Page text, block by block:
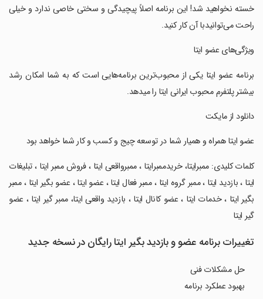
خسته نخواهید شد! این برنامه اصلاً پیچیدگی و سختی خاصی ندارد و خیلی
راحت می‌توانیدبا آن کار کنید.
‏‏‏‏‏ویژگی‌های عضو ایتا
‏‏‏‏‏برنامه عضو ایتا یکی از محبوب‌ترین برنامه‌هایی است که به شما امکان رشد
بیشتر پلتفرم محبوب ایرانی ایتا را میدهد.
‏‏‏‏‏دانلود از مایکت
‏‏‏‏‏عضو ایتا همراه و همیار شما در توسعه چیج و کسب و کار شما خواهد بود
‏‏‏‏‏کلمات کلیدی: ممبرایتا، خریدممبرایتا ، ممبرواقعی ایتا ، فروش ممبر ایتا ، تبلیغات
ایتا ، بازدید ایتا ، ممبر گروه ایتا ، ممبر فعال ایتا ، عضو ایتا ، عضو بگیر ایتا ، ممبر
بگیر ایتا ، خدمات ایتا ، عضو کانال ایتا ، بازدید واقعی ایتا، ممبر گیر ایتا ، عضو
گیر ایتا
تغییرات برنامه ‏‏عضو و بازدید بگیر ایتا رایگان در نسخه جدید
حل مشکلات فنی
بهبود عملکرد برنامه